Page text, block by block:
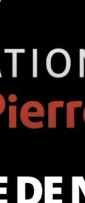
Comment Paris veut
« Nous ne pourrons pas
désengagement de
premières minutes…
Groupe SOS : nouvelle